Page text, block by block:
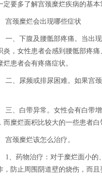
定要多了解宫颈糜烂疾病的基
宫颈糜烂会出现哪些症状
一、下腹及腰骶部疼痛。当出
炎，女性患者会感到腰骶部疼
烂患者会有疼痛症状。
二、尿频或排尿困难。如果宫
三、白带异常。女性会有白带
而糜烂面积比较大的一些患者
宫颈糜烂该怎么治疗。
1、药物治疗：对于糜烂面小
，防止周围阴道壁的烧伤，而且